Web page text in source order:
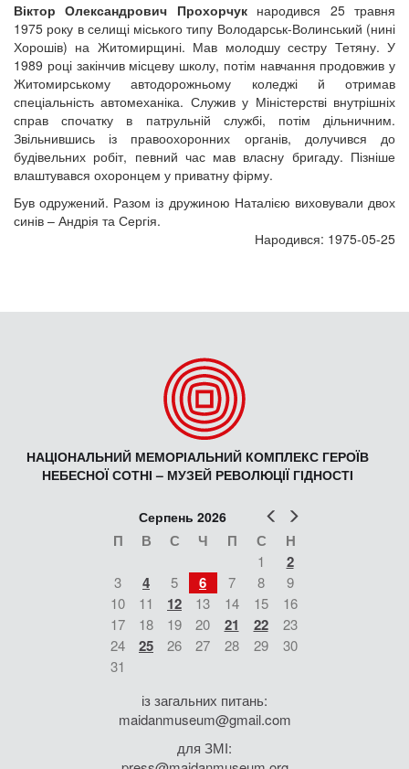
Віктор Олександрович Прохорчук народився 25 травня
1975 року в селищі міського типу Володарськ-Волинський (нині
Хорошів) на Житомирщині. Мав молодшу сестру Тетяну. У
1989 році закінчив місцеву школу, потім навчання продовжив у
Житомирському автодорожньому коледжі й отримав
спеціальність автомеханіка. Служив у Міністерстві внутрішніх
справ спочатку в патрульній службі, потім дільничним.
Звільнившись із правоохоронних органів, долучився до
будівельних робіт, певний час мав власну бригаду. Пізніше
влаштувався охоронцем у приватну фірму.
Був одружений. Разом із дружиною Наталією виховували двох
синів – Андрія та Сергія.
Народився: 1975-05-25
НАЦІОНАЛЬНИЙ МЕМОРІАЛЬНИЙ КОМПЛЕКС ГЕРОЇВ
НЕБЕСНОЇ СОТНІ – МУЗЕЙ РЕВОЛЮЦІЇ ГІДНОСТІ
Попер
Серпень 2026
П В С Ч П С Н
1 2
3 4 5 6 7 8
9
10
11 12 13 14 15
16
17
18 19 20 21 22
23
24
25 26 27 28 29
30
31
із загальних питань:
maidanmuseum@gmail.com
для ЗМІ: